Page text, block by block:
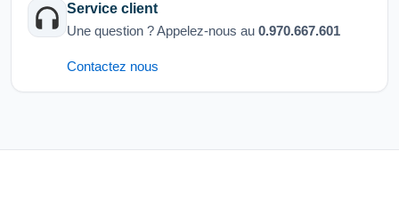
Service client
Une question ? Appelez-nous au 0.970.667.601
Contactez nous